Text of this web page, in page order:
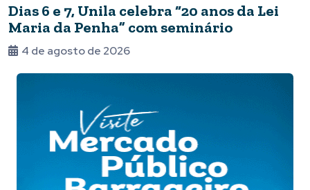
Dias 6 e 7, Unila celebra “20 anos da Lei
Maria da Penha” com seminário
4 de agosto de 2026